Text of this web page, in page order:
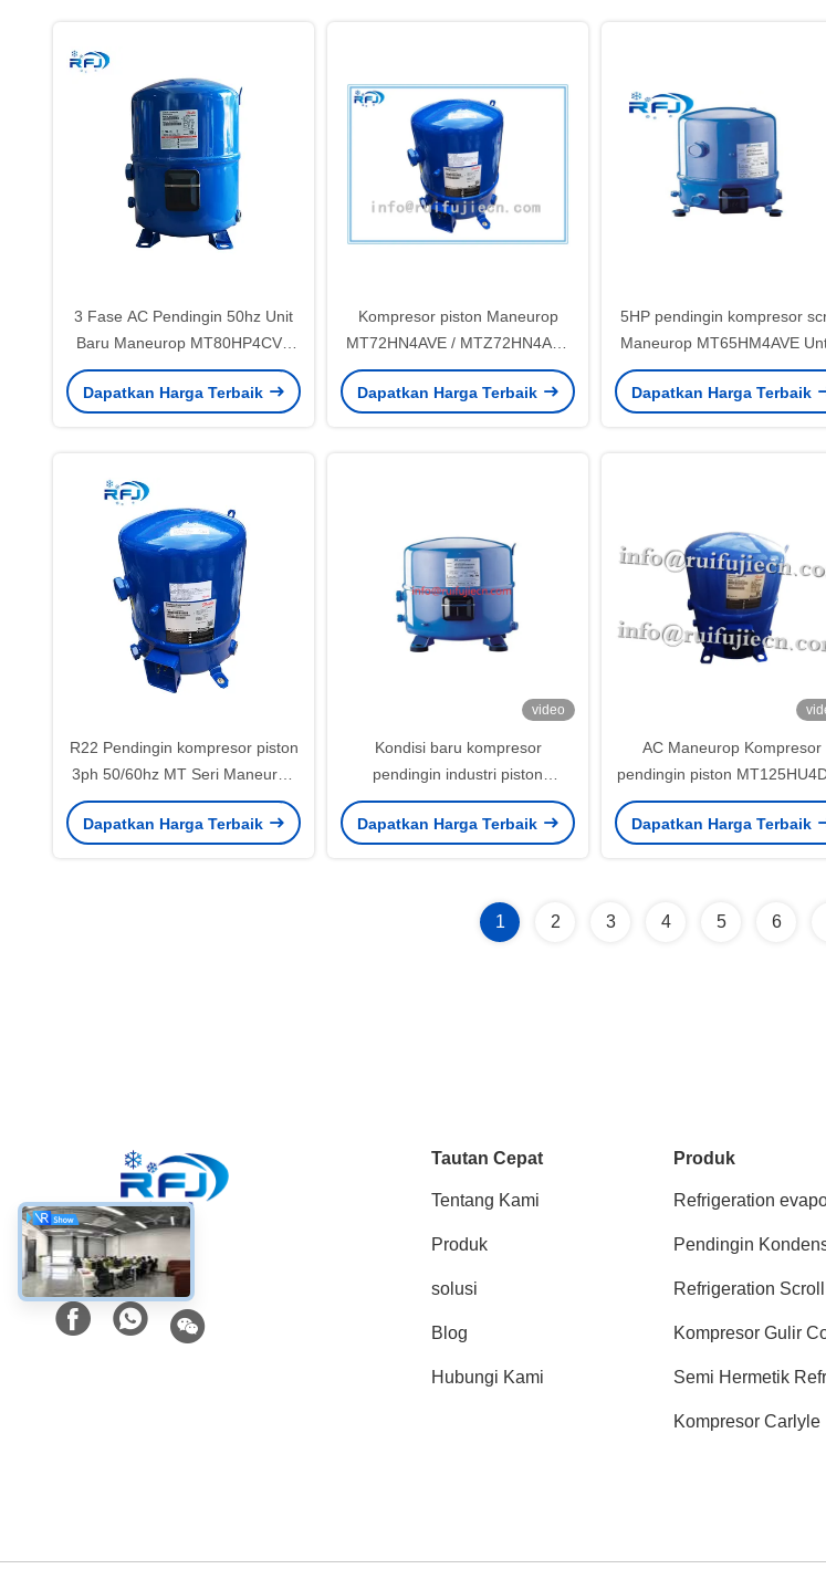
3 Fase AC Pendingin 50hz Unit
Baru Maneurop MT80HP4CVE
MT80-4VI
Dapatkan Harga Terbaik
Kompresor piston Maneurop
MT72HN4AVE / MTZ72HN4AVE
6HP 380-460V/3/50-60HZ
Dapatkan Harga Terbaik
5HP pendingin kompresor
Maneurop MT65HM4AVE
unit AC
Dapatkan Harga Terbaik
R22 Pendingin kompresor piston
3ph 50/60hz MT Seri Maneurop
MT160HW4EVE MT160-4VI
Dapatkan Harga Terbaik
video
Kondisi baru kompresor
pendingin industri piston
MT160HW4EVE MT160-4VM 3
bulan garansi
Dapatkan Harga Terbaik
AC Maneurop Kompresor
pendingin piston
MT125-4VM dengan gas
Dapatkan Harga Terbaik
1 2 3 4 5 6
Media Sosial
Tautan Cepat
Tentang Kami
Produk
solusi
Blog
Hubungi Kami
Produk
Refrigeration
Pendingin
Refrigeration
Kompresor Gulir
Semi Hermetik
Kompresor Carlyle